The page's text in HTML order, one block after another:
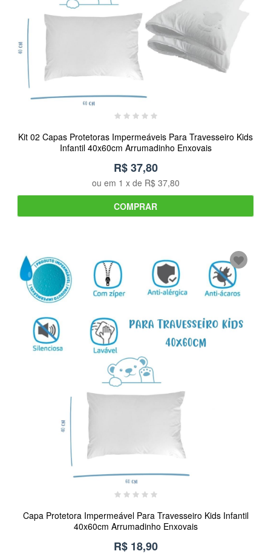
Kit 02 Capas Protetoras Impermeáveis Para Travesseiro Kids
Infantil 40x60cm Arrumadinho Enxovais
R$ 37,80
ou em 1 x de R$ 37,80
COMPRAR
Capa Protetora Impermeável Para Travesseiro Kids Infantil
40x60cm Arrumadinho Enxovais
R$ 18,90